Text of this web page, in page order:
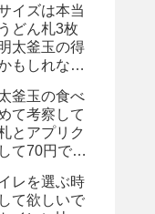
イズは本当
どん札3枚
太釜玉の得
もしれな
釜玉の食べ
て考察して
とアプリク
て70円で
レを選ぶ時
て欲しいで